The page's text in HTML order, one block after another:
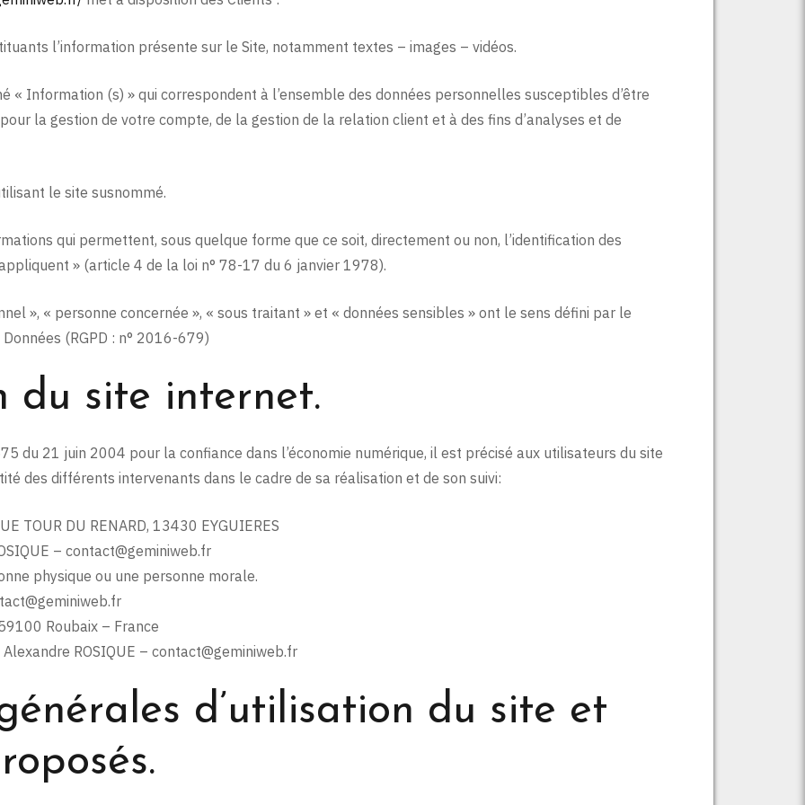
l’information présente sur le Site, notamment textes – images – vidéos.
« Information (s) » qui correspondent à l’ensemble des données personnelles susceptibles d’être
la gestion de votre compte, de la gestion de la relation client et à des fins d’analyses et de
le site susnommé.
qui permettent, sous quelque forme que ce soit, directement ou non, l’identification des
» (article 4 de la loi n° 78-17 du 6 janvier 1978).
», « personne concernée », « sous traitant » et « données sensibles » ont le sens défini par le
(RGPD : n° 2016-679)
du site internet.
du 21 juin 2004 pour la confiance dans l’économie numérique, il est précisé aux utilisateurs du site
des différents intervenants dans le cadre de sa réalisation et de son suivi:
TOUR DU RENARD, 13430 EYGUIERES
– contact@geminiweb.fr
physique ou une personne morale.
Roubaix – France
ROSIQUE – contact@geminiweb.fr
d’utilisation du site et